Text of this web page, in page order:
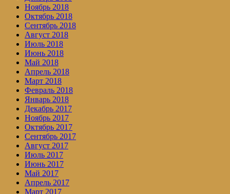
Ноябрь 2018
Октябрь 2018
Сентябрь 2018
Август 2018
Июль 2018
Июнь 2018
Май 2018
Апрель 2018
Март 2018
Февраль 2018
Январь 2018
Декабрь 2017
Ноябрь 2017
Октябрь 2017
Сентябрь 2017
Август 2017
Июль 2017
Июнь 2017
Май 2017
Апрель 2017
Март 2017